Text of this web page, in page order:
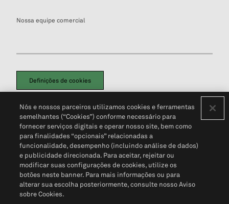
Nossa equipe comercial
Definições de cookies
Política de PrivacidadePortal de privacidade do cliente (em inglês)
Não Venda Minhas Informações Pessoais© 2026 S&P Global
Nós e nossos parceiros utilizamos cookies e ferramentas
semelhantes (“Cookies”) conforme necessário para
fornecer serviços digitais e operar nosso site, bem como
para finalidades “opcionais” relacionadas a
funcionalidade, desempenho (incluindo análise de dados)
e publicidade direcionada. Para aceitar, rejeitar ou
modificar suas configurações de cookies, utilize os
botões neste banner. Para mais informações ou para
alterar sua escolha posteriormente, consulte nosso Aviso
sobre Cookies.